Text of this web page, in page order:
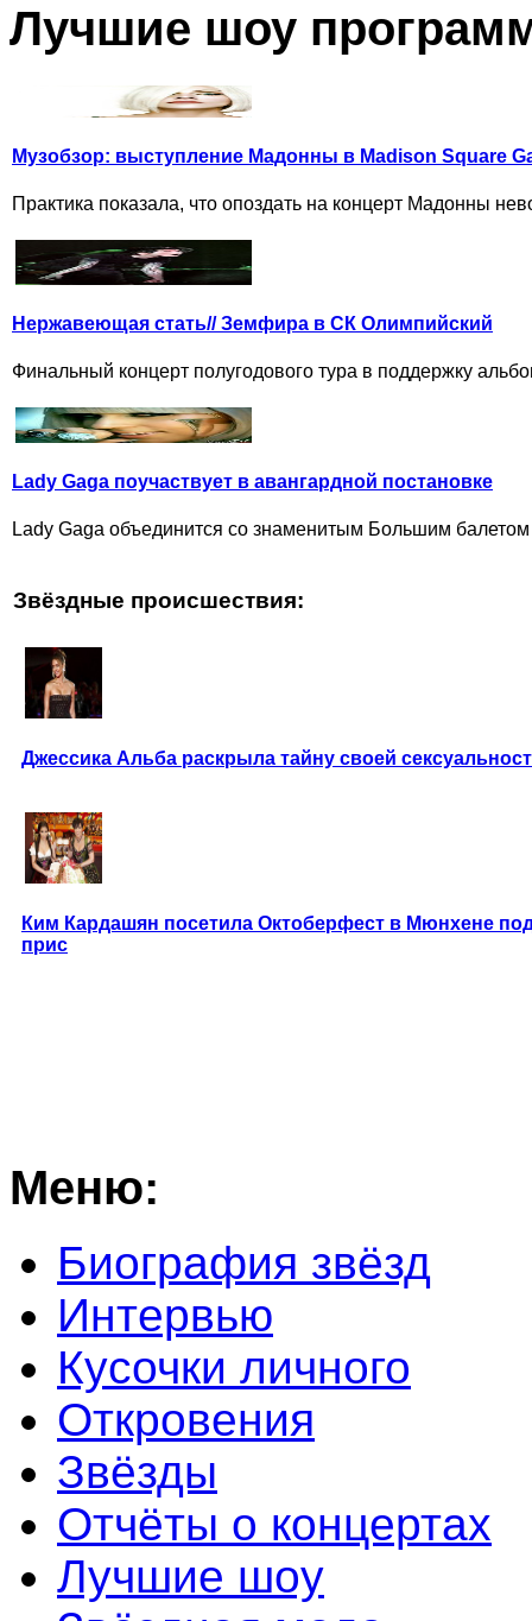
Лучшие шоу
Музобзор: выступление Мадонны в Madison Square
Практика показала, что опоздать на концерт Мадонны
Нержавеющая стать// Земфира в СК Олимпийский
Финальный концерт полугодового тура в поддержку
Lady Gaga поучаствует в авангардной постановке
Lady Gaga объединится со знаменитым Большим
Звёздные происшествия:
Джессика Альба раскрыла тайну своей
Ким Кардашян посетила Октоберфест в Мюнхене
прис
Меню:
Биография звёзд
Интервью
Кусочки личного
Откровения
Звёзды
Отчёты о концертах
Лучшие шоу